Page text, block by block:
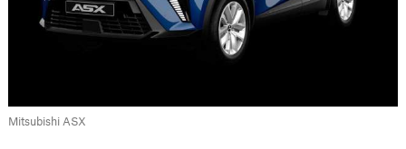
Mitsubishi ASX